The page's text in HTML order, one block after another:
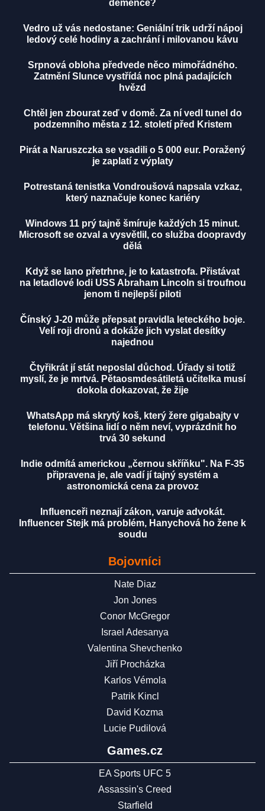
demence?
Vedro už vás nedostane: Geniální trik udrží nápoj
ledový celé hodiny a zachrání i milovanou kávu
Srpnová obloha předvede něco mimořádného.
Zatmění Slunce vystřídá noc plná padajících
hvězd
Chtěl jen zbourat zeď v domě. Za ní vedl tunel do
podzemního města z 12. století před Kristem
Pirát a Naruszczka se vsadili o 5 000 eur. Poražený
je zaplatí z výplaty
Potrestaná tenistka Vondroušová napsala vzkaz,
který naznačuje konec kariéry
Windows 11 prý tajně šmíruje každých 15 minut.
Microsoft se ozval a vysvětlil, co služba doopravdy
dělá
Když se lano přetrhne, je to katastrofa. Přistávat
na letadlové lodi USS Abraham Lincoln si troufnou
jenom ti nejlepší piloti
Čínský J-20 může přepsat pravidla leteckého boje.
Velí roji dronů a dokáže jich vyslat desítky
najednou
Čtyřikrát jí stát neposlal důchod. Úřady si totiž
myslí, že je mrtvá. Pětaosmdesátiletá učitelka musí
dokola dokazovat, že žije
WhatsApp má skrytý koš, který žere gigabajty v
telefonu. Většina lidí o něm neví, vyprázdnit ho
trvá 30 sekund
Indie odmítá americkou „černou skříňku". Na F-35
připravena je, ale vadí jí tajný systém a
astronomická cena za provoz
Influenceři neznají zákon, varuje advokát.
Influencer Stejk má problém, Hanychová ho žene k
soudu
Bojovníci
Nate Diaz
Jon Jones
Conor McGregor
Israel Adesanya
Valentina Shevchenko
Jiří Procházka
Karlos Vémola
Patrik Kincl
David Kozma
Lucie Pudilová
Games.cz
EA Sports UFC 5
Assassin's Creed
Starfield